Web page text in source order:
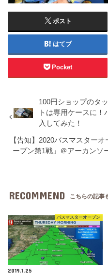
ポスト
はてブ
Pocket
100円ショップのタ
トは専用ケースに
入してみた！
【告知】2020バスマスター
ープン第1戦」＠アーカンソ
RECOMMEND こちらの記事
バスマスターオープン
2019.1.25